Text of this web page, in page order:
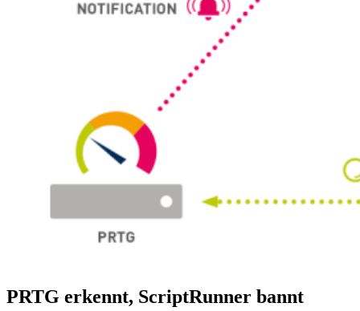
PRTG erkennt, ScriptRunner bannt